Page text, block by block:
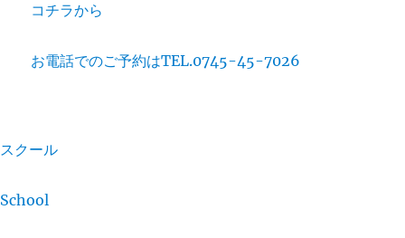
コチラから
お電話でのご予約はTEL.0745-45-7026
スクール
School